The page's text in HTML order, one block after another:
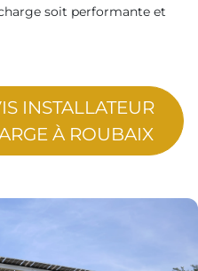
soit performante et
INSTALLATEUR
À ROUBAIX